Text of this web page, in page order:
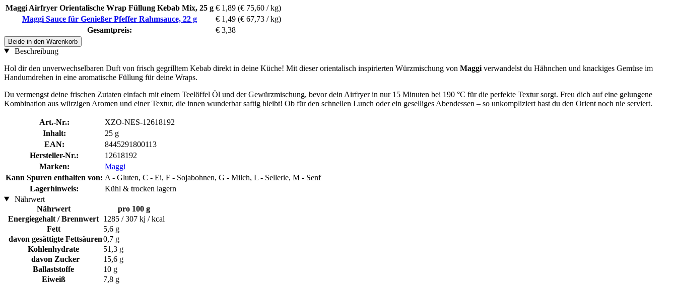
Maggi Airfryer Orientalische Wrap Füllung Kebab Mix, 25 g € 1,89 (€ 75,60 / kg)
Maggi Sauce für Genießer Pfeffer Rahmsauce, 22 g
€ 1,49 (€ 67,73 / kg)
Gesamtpreis:
€ 3,38
Beide in den Warenkorb
Beschreibung
Hol dir den unverwechselbaren Duft von frisch gegrilltem Kebab direkt in deine Küche! Mit dieser orientalisch inspirierten Würzmischung von Maggi verwandelst du Hähnchen und knackiges Gemüse im
Handumdrehen in eine aromatische Füllung für deine Wraps.
Du vermengst deine frischen Zutaten einfach mit einem Teelöffel Öl und der Gewürzmischung, bevor dein Airfryer in nur 15 Minuten bei 190 °C für die perfekte Textur sorgt. Freu dich auf eine gelungene
Kombination aus würzigen Aromen und einer Textur, die innen wunderbar saftig bleibt! Ob für den schnellen Lunch oder ein geselliges Abendessen – so unkompliziert hast du den Orient noch nie serviert.
Art.-Nr.:
XZO-NES-12618192
Inhalt:
25 g
EAN:
8445291800113
Hersteller-Nr.:
12618192
Marken:
Maggi
Kann Spuren enthalten von: A - Gluten, C - Ei, F - Sojabohnen, G - Milch, L - Sellerie, M - Senf
Lagerhinweis:
Kühl & trocken lagern
Nährwert
Nährwert
pro 100 g
Energiegehalt / Brennwert 1285 / 307 kj / kcal
Fett
5,6 g
davon gesättigte Fettsäuren0,7 g
Kohlenhydrate
51,3 g
davon Zucker
15,6 g
Ballaststoffe
10 g
Eiweiß
7,8 g